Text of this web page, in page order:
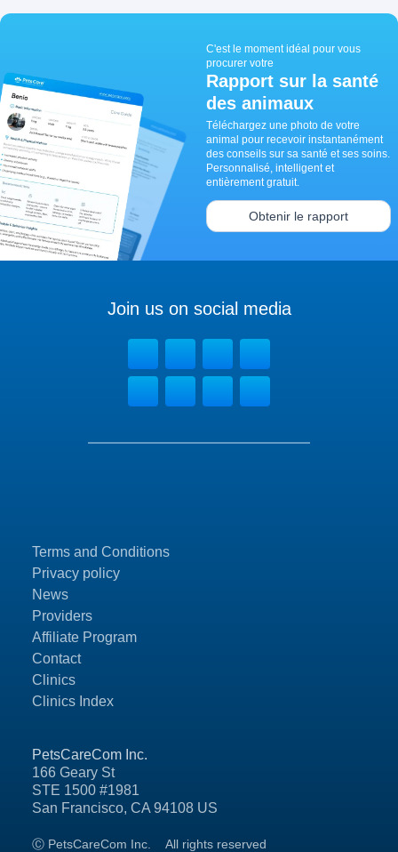
C'est le moment idéal pour vous
procurer votre
Rapport sur la santé
des animaux
Téléchargez une photo de votre
animal pour recevoir instantanément
des conseils sur sa santé et ses soins.
Personnalisé, intelligent et
entièrement gratuit.
Obtenir le rapport
PetsCareCom Inc.
166 Geary St
STE 1500 #1981
San Francisco, CA 94108 US
Ⓒ PetsCareCom Inc. All rights reserved
Terms and Conditions
Privacy policy
News
Providers
Affiliate Program
Contact
Clinics
Clinics Index
Join us on social media